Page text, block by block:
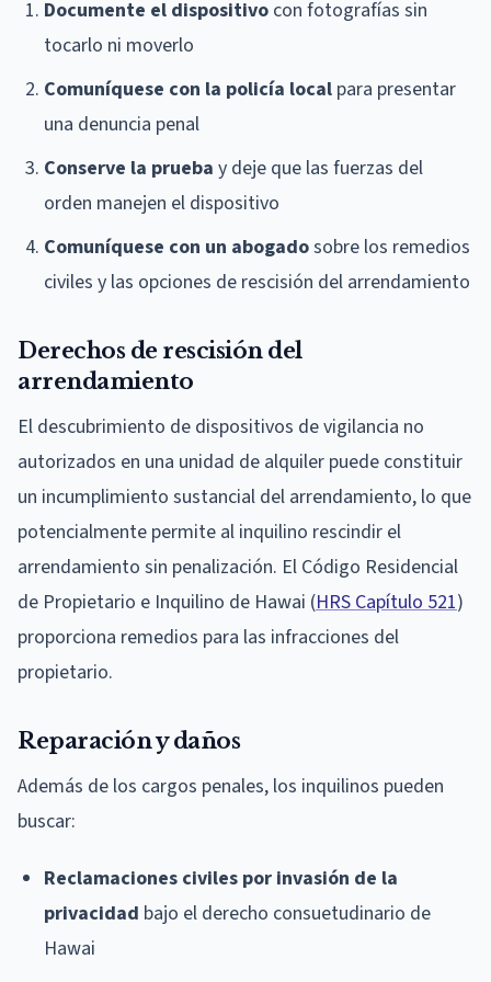
Documente el dispositivo con fotografías sin
tocarlo ni moverlo
Comuníquese con la policía local para presentar
una denuncia penal
Conserve la prueba y deje que las fuerzas del
orden manejen el dispositivo
Comuníquese con un abogadosobre los remedios
civiles y las opciones de rescisión del arrendamiento
Derechos de rescisión del
arrendamiento
El descubrimiento de dispositivos de vigilancia no
autorizados en una unidad de alquiler puede constituir
un incumplimiento sustancial del arrendamiento, lo que
potencialmente permite al inquilino rescindir el
arrendamiento sin penalización. El Código Residencial
de Propietario e Inquilino de Hawai (HRS Capítulo 521)
proporciona remedios para las infracciones del
propietario.
Reparación y daños
Además de los cargos penales, los inquilinos pueden
buscar:
Reclamaciones civiles por invasión de la
privacidad bajo el derecho consuetudinario de
Hawai